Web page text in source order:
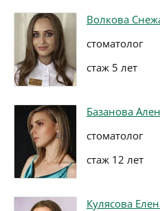
Волкова
стоматолог
стаж 5 лет
Базанова
стоматолог
стаж 12 лет
Кулясова